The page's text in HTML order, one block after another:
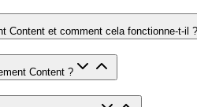
Content et comment cela fonctionne-t-il ?
Content ?